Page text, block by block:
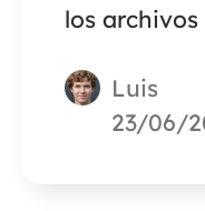
los
motivo,
de
Luis
23/06/